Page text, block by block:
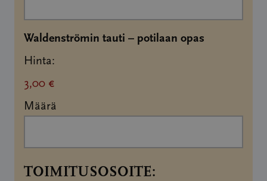
Waldenströmin tauti – potilaan opas
Hinta:
3,00 €
Määrä
TOIMITUSOSOITE: